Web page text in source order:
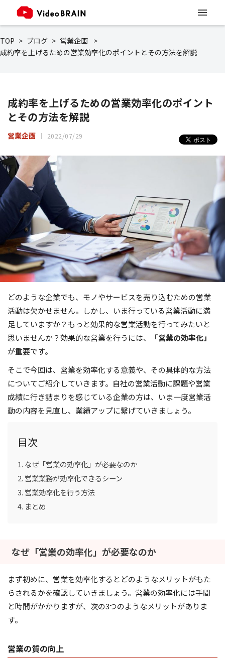
TOP ブログ
営業企画
成約率を上げるための営業効率化のポイントとその方法を解説
成約率を上げるための営業効率化のポイント
とその方法を解説
営業企画 2022/07/29
どのような企業でも、モノやサービスを売り込むための営業
活動は欠かせません。しかし、いま行っている営業活動に満
足していますか？もっと効果的な営業活動を行ってみたいと
思いませんか？効果的な営業を行うには、
「営業の効率化」
が重要です。
そこで今回は、営業を効率化する意義や、その具体的な方法
についてご紹介していきます。自社の営業活動に課題や営業
成績に行き詰まりを感じている企業の方は、いま一度営業活
動の内容を見直し、業績アップに繋げていきましょう。
目次
なぜ「営業の効率化」が必要なのか
営業業務が効率化できるシーン
営業効率化を行う方法
まとめ
なぜ「営業の効率化」が必要なのか
まず初めに、営業を効率化するとどのようなメリットがもた
らされるかを確認していきましょう。営業の効率化には手間
と時間がかかりますが、次の3つのようなメリットがありま
す。
営業の質の向上